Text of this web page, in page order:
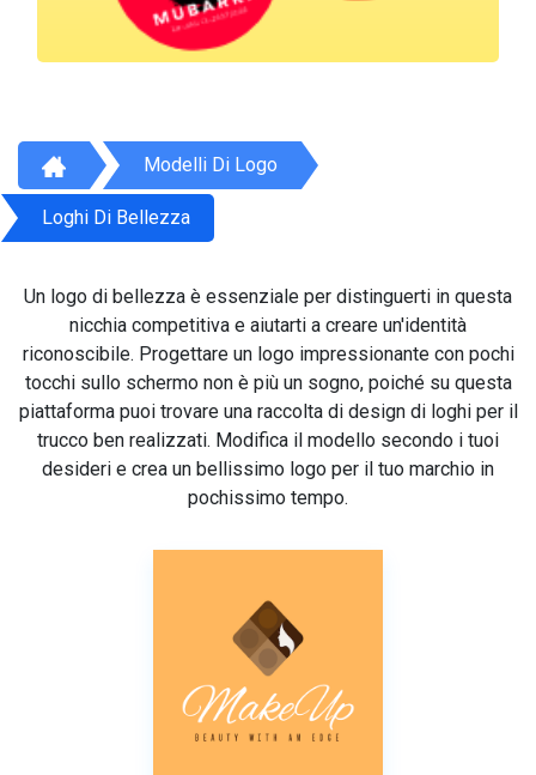
Modelli Di Logo
Loghi Di Bellezza
Un logo di bellezza è essenziale per distinguerti in questa
nicchia competitiva e aiutarti a creare un'identità
riconoscibile. Progettare un logo impressionante con pochi
tocchi sullo schermo non è più un sogno, poiché su questa
piattaforma puoi trovare una raccolta di design di loghi per il
trucco ben realizzati. Modifica il modello secondo i tuoi
desideri e crea un bellissimo logo per il tuo marchio in
pochissimo tempo.